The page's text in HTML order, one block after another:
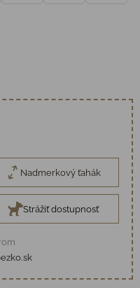
Nadmerkový ťahák
Strážiť dostupnosť